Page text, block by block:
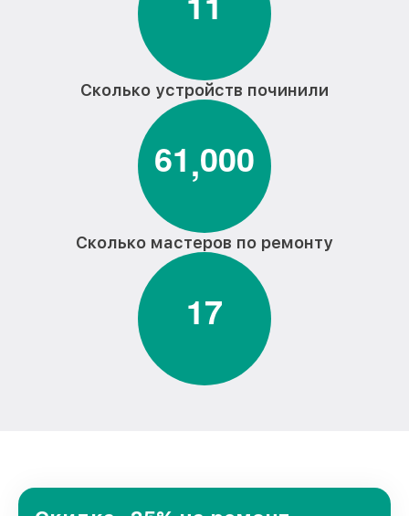
Сколько устройств починили
61,000
Сколько мастеров по ремонту
17